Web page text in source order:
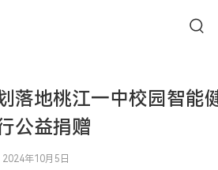
落地桃江一中校园智能
公益捐赠
2024年10月5日